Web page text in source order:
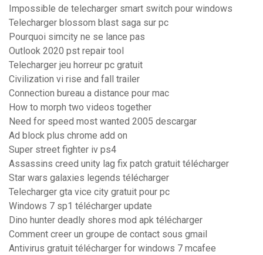
Impossible de telecharger smart switch pour windows
Telecharger blossom blast saga sur pc
Pourquoi simcity ne se lance pas
Outlook 2020 pst repair tool
Telecharger jeu horreur pc gratuit
Civilization vi rise and fall trailer
Connection bureau a distance pour mac
How to morph two videos together
Need for speed most wanted 2005 descargar
Ad block plus chrome add on
Super street fighter iv ps4
Assassins creed unity lag fix patch gratuit télécharger
Star wars galaxies legends télécharger
Telecharger gta vice city gratuit pour pc
Windows 7 sp1 télécharger update
Dino hunter deadly shores mod apk télécharger
Comment creer un groupe de contact sous gmail
Antivirus gratuit télécharger for windows 7 mcafee